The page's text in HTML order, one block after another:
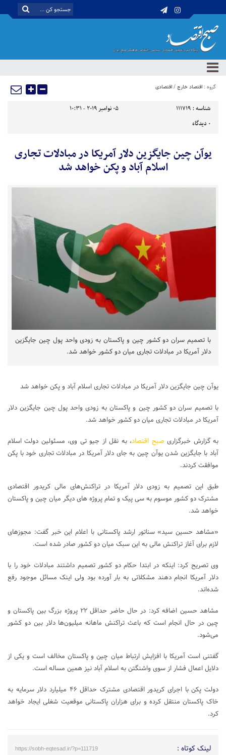
گروه : اقتصاد خارج/اقتصادی
شناسه : 111719
05 نوامبر 2019 - 10:31
0 دیدگاه
یوآن چین جایگزین دلار آمریکا در مبادلات تجاری
اسلام آباد و پکن خواهد شد
با تصمیم سران دو کشور چین و پاکستان به زودی واحد پول چین جایگزین
دلار آمریکا در مبادلات تجاری میان دو کشور خواهد شد.
یوآن چین جایگزین دلار آمریکا در مبادلات تجاری اسلام آباد و پکن خواهد شد
با تصمیم سران دو کشور چین و پاکستان به زودی واحد پول چین جایگزین دلار
آمریکا در مبادلات تجاری میان دو کشور خواهد شد.
به گزارش خبرگزاری صبح اقتصاد، به نقل از جیو تی وی، مسئولین دولت اسلام
آباد با جایگزین شدن یوآن چین به جای دلار آمریکا در مبادلات تجاری خود با پکن
موافقت کردند.
طبق این تصمیم به زودی دلار آمریکا در تراکنش‌های مالی کریدور اقتصادی
مشترک دو کشور موسوم به سی پیک و تمام پروژه های دیگر میان چین و پاکستان
خواهد شد.
«مشاهد حسین سید» سناتور ارشد پاکستانی با اعلام این خبر گفت: مجوزهای
لازم برای آغاز تراکنش مالی به این سبک میان دو کشور صادر شده است.
وی تصریح کرد: اینکه در ابتدا حکام دو کشور تصمیم داشتند مبادلات خود را با
دلار آمریکا انجام دهند مشکلاتی به بار آورده بود ولی اینک مسائل موجود رفع
شده‌اند.
مشاهد حسین اضافه کرد: در حال حاضر حداقل ۲۲ پروژه بزرگ بین پاکستان و
چین در حال انجام است که باعث تراکنش ماهانه میلیون‌ها دلار بین دو کشور
می‌شود.
گفتنی است آمریکا با افزایش ارتباط میان چین و پاکستان مخالف است و یکی از
دلایل اعمال فشار از سوی واشنگتن به اسلام آباد نیز همین مساله است.
دولت پکن با اجرای کریدور اقتصادی مشترک حداقل ۴۶ میلیارد دلار سرمایه به
خاک پاکستان منتقل کرده و برای هزاران پاکستانی موقعیت شغلی ایجاد خواهد
کرد.
لینک کوتاه : https://sobh-eqtesad.ir/?p=111719